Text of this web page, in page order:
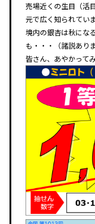
売場近くの生目（活
元で広く知られていま
境内の銀杏は秋にな
も・・・（諸説ありま
皆さん、あやかって